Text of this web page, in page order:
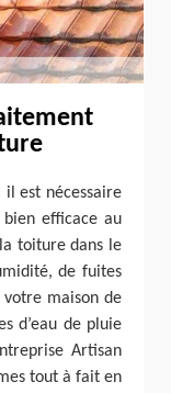
est nécessaire
efficace au
toiture dans le
de fuites
maison de
d’eau de pluie
Artisan
tout à fait en